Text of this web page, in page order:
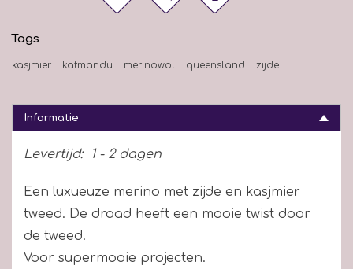
Tags
kasjmier katmandu merinowol queensland zijde
Informatie
Levertijd: 1 - 2 dagen
Een luxueuze merino met zijde en kasjmier
tweed. De draad heeft een mooie twist door
de tweed.
Voor supermooie projecten.